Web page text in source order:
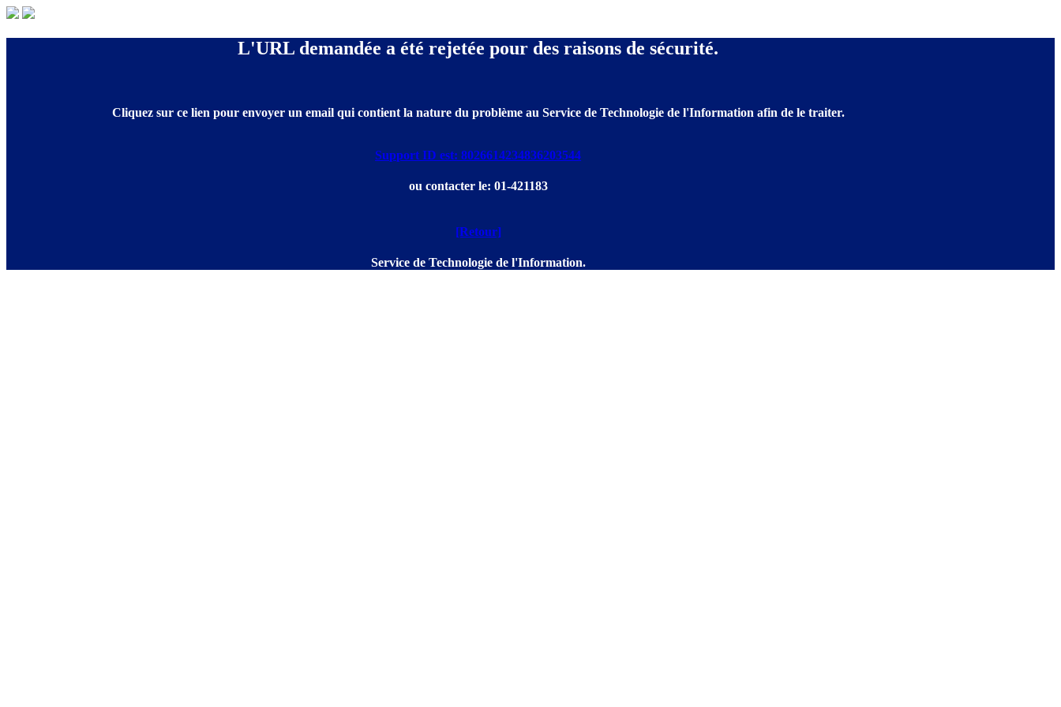
L'URL demandée a été rejetée pour des raisons de sécurité.
Cliquez sur ce lien pour envoyer un email qui contient la nature du problème au Service de Technologie de l'Information afin de le traiter.
Support ID est: 8026614234836203544
ou contacter le: 01-421183
[Retour]
Service de Technologie de l'Information.